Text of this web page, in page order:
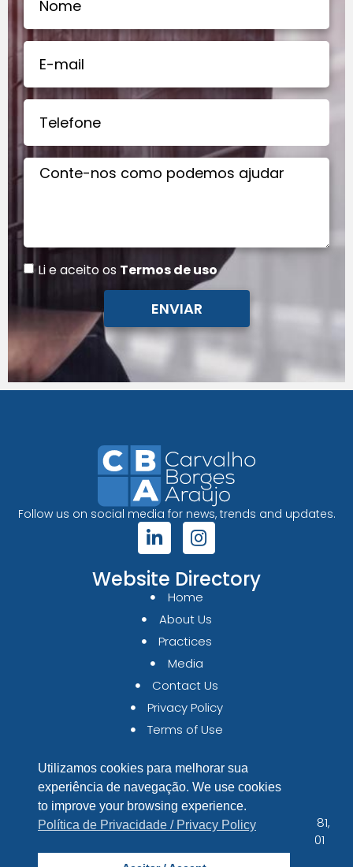
Li e aceito os Termos de uso
ENVIAR
Follow us on social media for news, trends and updates.
Website Directory
Home
About Us
Practices
Media
Contact Us
Privacy Policy
Terms of Use
contato@cbaa.io
+55 11 2657-7260
Avenida Brigadeiro Faria Lima, 1853, Conjunto 81,
Jardim Paulistano, São Paulo/SP, CEP 01451-001
Utilizamos cookies para melhorar sua
experiência de navegação. We use cookies
to improve your browsing experience.
Política de Privacidade / Privacy Policy